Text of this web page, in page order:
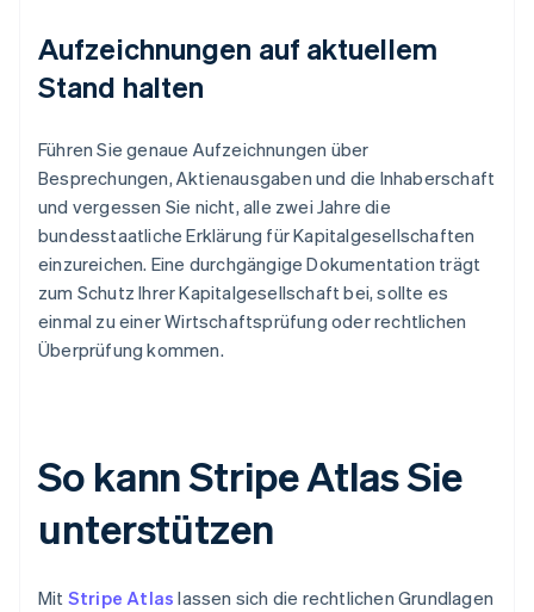
Aufzeichnungen auf aktuellem
Stand halten
Führen Sie genaue Aufzeichnungen über
Besprechungen, Aktienausgaben und die Inhaberschaft
und vergessen Sie nicht, alle zwei Jahre die
bundesstaatliche Erklärung für Kapitalgesellschaften
einzureichen. Eine durchgängige Dokumentation trägt
zum Schutz Ihrer Kapitalgesellschaft bei, sollte es
einmal zu einer Wirtschaftsprüfung oder rechtlichen
Überprüfung kommen.
So kann Stripe Atlas Sie
unterstützen
Mit Stripe Atlas lassen sich die rechtlichen Grundlagen